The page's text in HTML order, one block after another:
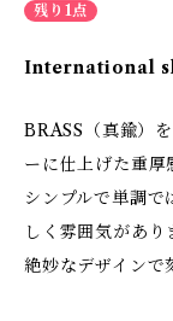
残り1点
International
BRASS（真鍮）
ーに仕上げた重厚
シンプルで単調
しく雰囲気があり
絶妙なデザインで